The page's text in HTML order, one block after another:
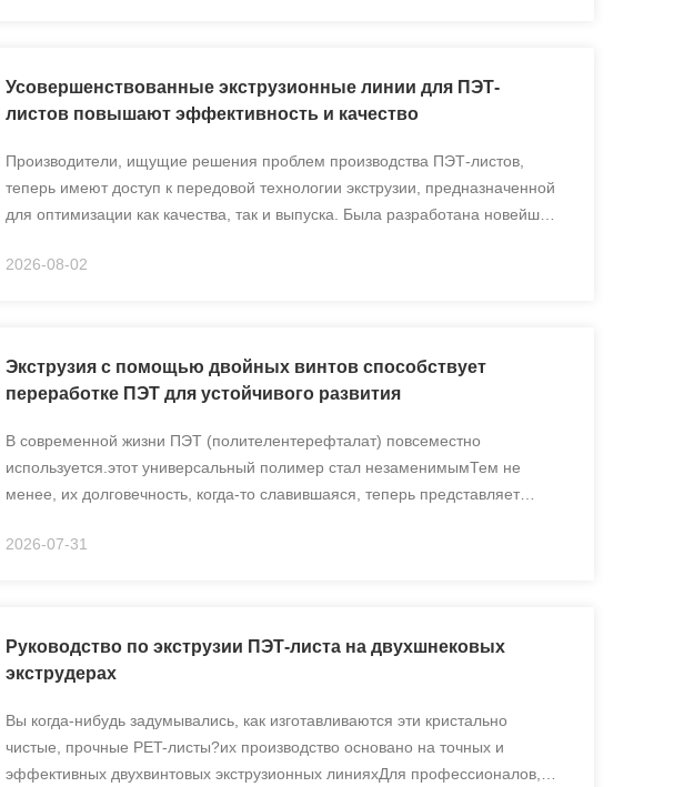
Усовершенствованные экструзионные линии для ПЭТ-
листов повышают эффективность и качество
Производители, ищущие решения проблем производства ПЭТ-листов,
теперь имеют доступ к передовой технологии экструзии, предназначенной
для оптимизации как качества, так и выпуска. Была разработана новейшая
ПЭТ в высококачественные листы ...
2026-08-02
Экструзия с помощью двойных винтов способствует
переработке ПЭТ для устойчивого развития
В современной жизни ПЭТ (полителентерефталат) повсеместно
используется.этот универсальный полимер стал незаменимымТем не
менее, их долговечность, когда-то славившаяся, теперь представляет
накапливаются на свалках и в океанах. Тради...
2026-07-31
Руководство по экструзии ПЭТ-листа на двухшнековых
экструдерах
Вы когда-нибудь задумывались, как изготавливаются эти кристально
чистые, прочные PET-листы?их производство основано на точных и
эффективных двухвинтовых экструзионных линияхДля профессионалов,